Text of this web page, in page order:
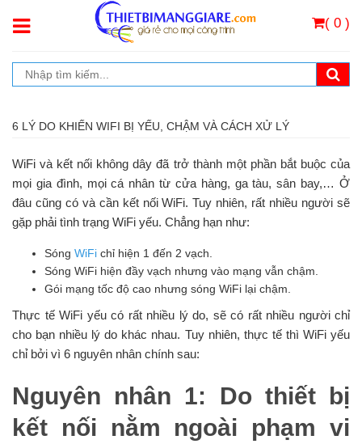
( 0 )
6 LÝ DO KHIẾN WIFI BỊ YẾU, CHẬM VÀ CÁCH XỬ LÝ
WiFi và kết nối không dây đã trở thành một phần bắt buộc của
mọi gia đình, mọi cá nhân từ cửa hàng, ga tàu, sân bay,… Ở
đâu cũng có và cần kết nối WiFi. Tuy nhiên, rất nhiều người sẽ
gặp phải tình trạng WiFi yếu. Chẳng hạn như:
Sóng WiFi chỉ hiện 1 đến 2 vạch.
Sóng WiFi hiện đầy vạch nhưng vào mạng vẫn chậm.
Gói mạng tốc độ cao nhưng sóng WiFi lại chậm.
Thực tế WiFi yếu có rất nhiều lý do, sẽ có rất nhiều người chỉ
cho bạn nhiều lý do khác nhau. Tuy nhiên, thực tế thì WiFi yếu
chỉ bởi vì 6 nguyên nhân chính sau:
Nguyên nhân 1: Do thiết bị
kết nối nằm ngoài phạm vi